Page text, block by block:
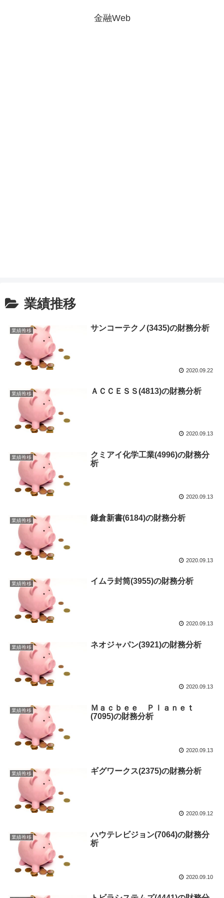
金融Web
業績推移
業績推移 サンコーテクノ(3435)の財務分析
2020.09.22
業績推移 ＡＣＣＥＳＳ(4813)の財務分析
2020.09.13
業績推移
クミアイ化学工業(4996)の財務分
析
2020.09.13
業績推移 鎌倉新書(6184)の財務分析
2020.09.13
業績推移 イムラ封筒(3955)の財務分析
2020.09.13
業績推移 ネオジャパン(3921)の財務分析
2020.09.13
業績推移
Ｍａｃｂｅｅ Ｐｌａｎｅｔ
(7095)の財務分析
2020.09.13
業績推移 ギグワークス(2375)の財務分析
2020.09.12
業績推移
ハウテレビジョン(7064)の財務分
析
2020.09.10